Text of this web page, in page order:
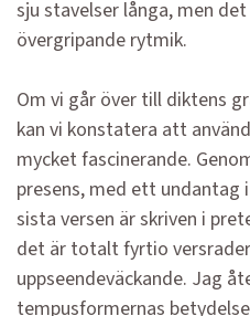
sju stavelser långa, men
övergripande rytmik.
Om vi går över till diktens
kan vi konstatera att
mycket fascinerande.
presens, med ett undantag
sista versen är skriven i
det är totalt fyrtio
uppseendeväckande. Jag
tempusformernas